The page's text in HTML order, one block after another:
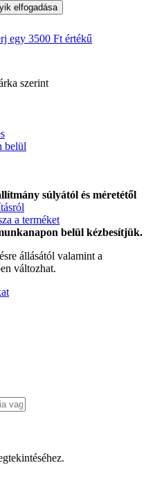
elfogadása
egy 3500 Ft értékű
szerint
belül
súlyától és méretétől
a terméket
belül kézbesítjük.
állásától valamint a
változhat.